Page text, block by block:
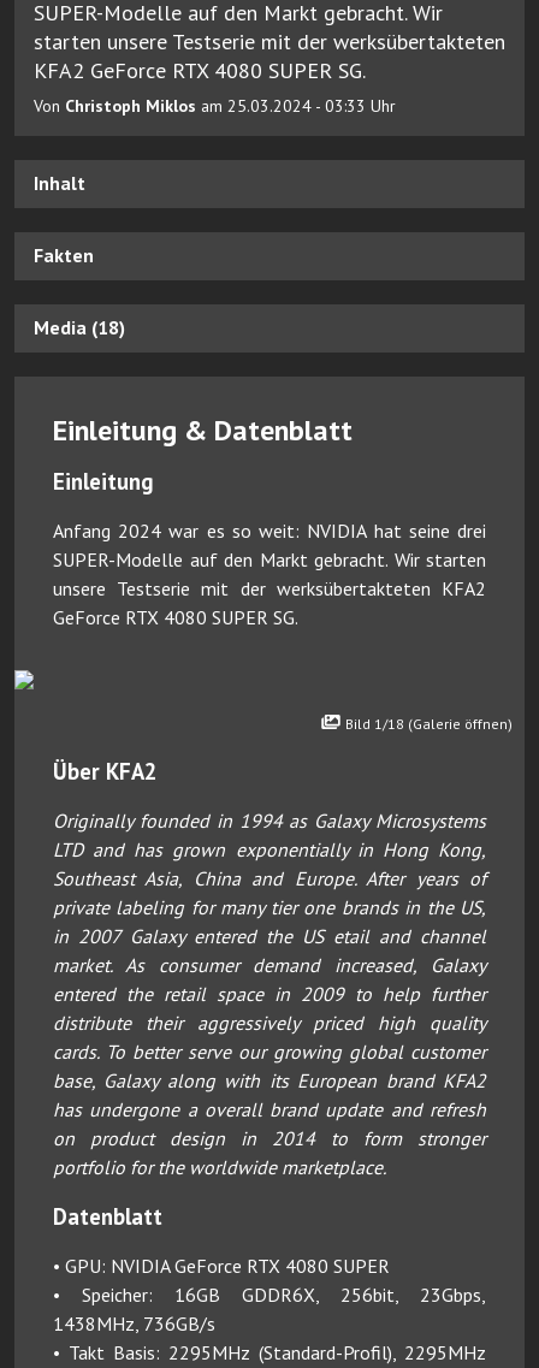
SUPER-Modelle auf den Markt gebracht. Wir
starten unsere Testserie mit der werksübertakteten
KFA2 GeForce RTX 4080 SUPER SG.
Von Christoph Miklos am 25.03.2024 - 03:33 Uhr
Inhalt
Fakten
Media (18)
Einleitung & Datenblatt
Einleitung
Anfang 2024 war es so weit: NVIDIA hat seine drei
SUPER-Modelle auf den Markt gebracht. Wir starten
unsere Testserie mit der werksübertakteten KFA2
GeForce RTX 4080 SUPER SG.
Bild 1/18 (Galerie öffnen)
Über KFA2
Originally founded in 1994 as Galaxy Microsystems
LTD and has grown exponentially in Hong Kong,
Southeast Asia, China and Europe. After years of
private labeling for many tier one brands in the US,
in 2007 Galaxy entered the US etail and channel
market. As consumer demand increased, Galaxy
entered the retail space in 2009 to help further
distribute their aggressively priced high quality
cards. To better serve our growing global customer
base, Galaxy along with its European brand KFA2
has undergone a overall brand update and refresh
on product design in 2014 to form stronger
portfolio for the worldwide marketplace.
Datenblatt
• GPU: NVIDIA GeForce RTX 4080 SUPER
• Speicher: 16GB GDDR6X, 256bit, 23Gbps,
1438MHz, 736GB/s
• Takt Basis: 2295MHz (Standard-Profil), 2295MHz